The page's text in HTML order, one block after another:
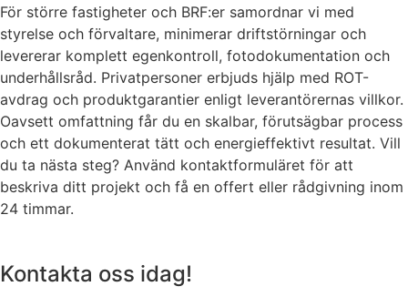
För större fastigheter och BRF:er samordnar vi med
styrelse och förvaltare, minimerar driftstörningar och
levererar komplett egenkontroll, fotodokumentation och
underhållsråd. Privatpersoner erbjuds hjälp med ROT-
avdrag och produktgarantier enligt leverantörernas villkor.
Oavsett omfattning får du en skalbar, förutsägbar process
och ett dokumenterat tätt och energieffektivt resultat. Vill
du ta nästa steg? Använd kontaktformuläret för att
beskriva ditt projekt och få en offert eller rådgivning inom
24 timmar.
Kontakta oss idag!